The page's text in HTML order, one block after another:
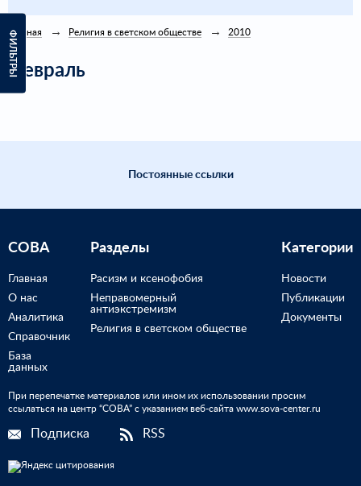
ФИЛЬТРЫ
Главная Религия в светском обществе 2010
Февраль
Постоянные ссылки
СОВА
Главная
О нас
Аналитика
Справочник
База
данных
Разделы
Расизм и ксенофобия
Неправомерный
антиэкстремизм
Религия в светском обществе
Категории
Новости
Публикации
Документы
При перепечатке материалов или ином их использовании просим
ссылаться на центр “СОВА” с указанием веб-сайта www.sova-center.ru
Подписка RSS